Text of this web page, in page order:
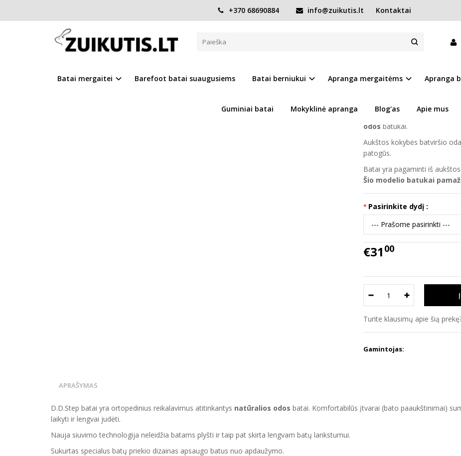
+370 68690884 info@zuikutis.lt Kontaktai
Batai mergaitei Barefoot batai suaugusiems Batai berniukui Apranga mergaitėms Apranga
Guminiai batai Mokyklinė apranga Blog'as Apie mus
Pagrindinis Batai berniukui D.D.Step batai berniukams Rudi batai 19-24 d. 015143B
RUDI BATAI 19-24 D. 015143B
Į PALYGINIMĄ Į NORŲ SĄRAŠĄ
Prekės kodas:
8564-
D.D.step batukai tai -
odos batukai.
Aukštos kokybės batviršio
patogūs.
Batai yra pagaminti iš
Šio modelio batukai
Pasirinkite dydį :
€31 00
Turite klausimų apie šią
Gamintojas:
APRAŠYMAS
D.D.Step batai yra ortopedinius reikalavimus atitinkantys natūralios odos batai. Komfortabilūs įtvarai (bato paaukštinimai)
laikyti ir lengvai judėti.
Nauja siuvimo technologija neleidžia batams plyšti ir taip pat skirta lengvam batų lankstumui.
Sukurtas specialus batų priekio dizainas apsaugo batus nuo apdaužymo.